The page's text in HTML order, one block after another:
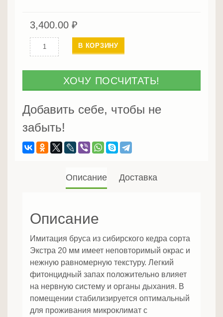
3,400.00 ₽
Количество
Имитация
сибирского
20
мм
В КОРЗИНУ
ХОЧУ ПОСЧИТАТЬ!
Добавить себе, чтобы не
забыть!
Описание Доставка
Описание
Имитация бруса из сибирского кедра сорта
Экстра 20 мм имеет неповторимый окрас и
нежную равномерную текстуру. Легкий
фитонцидный запах положительно влияет
на нервную систему и органы дыхания. В
помещении стабилизируется оптимальный
для проживания микроклимат с